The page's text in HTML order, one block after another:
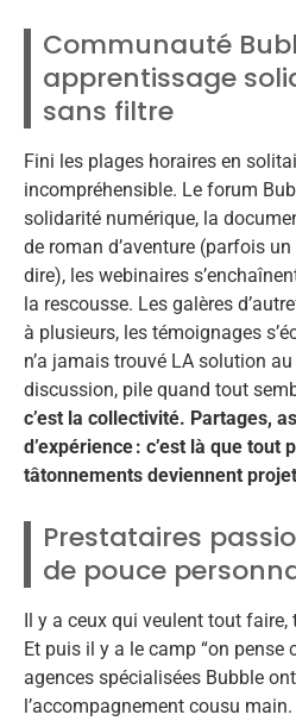
Communauté
apprentissage
sans filtre
Fini les plages horaires en
incompréhensible. Le forum
solidarité numérique, la
de roman d’aventure (parfois
dire), les webinaires
la rescousse. Les galères
à plusieurs, les témoignages
n’a jamais trouvé LA solution
discussion, pile quand tout
c’est la collectivité. Partages,
d’expérience : c’est là que
tâtonnements deviennent
Prestataires
de pouce
Il y a ceux qui veulent tout
Et puis il y a le camp “on pense
agences spécialisées Bubble
l’accompagnement cousu